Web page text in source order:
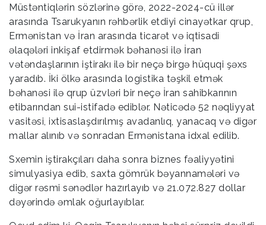
Müstəntiqlərin sözlərinə görə, 2022-2024-cü illər
arasında Tsarukyanın rəhbərlik etdiyi cinayətkar qrup,
Ermənistan və İran arasında ticarət və iqtisadi
əlaqələri inkişaf etdirmək bəhanəsi ilə İran
vətəndaşlarının iştirakı ilə bir neçə birgə hüquqi şəxs
yaradıb. İki ölkə arasında logistika təşkil etmək
bəhanəsi ilə qrup üzvləri bir neçə İran sahibkarının
etibarından sui-istifadə ediblər. Nəticədə 52 nəqliyyat
vasitəsi, ixtisaslaşdırılmış avadanlıq, yanacaq və digər
mallar alınıb və sonradan Ermənistana idxal edilib.
Sxemin iştirakçıları daha sonra biznes fəaliyyətini
simulyasiya edib, saxta gömrük bəyannamələri və
digər rəsmi sənədlər hazırlayıb və 21.072.827 dollar
dəyərində əmlak oğurlayıblar.